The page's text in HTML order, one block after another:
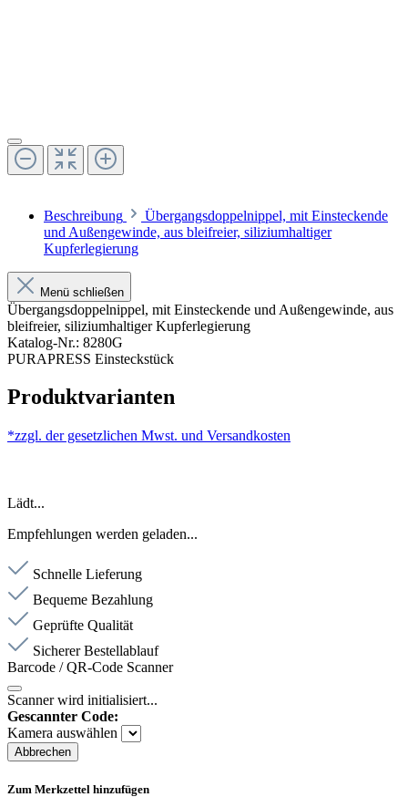
Beschreibung
Übergangsdoppelnippel, mit Einsteckende
und Außengewinde, aus bleifreier, siliziumhaltiger
Kupferlegierung
Menü schließen
Übergangsdoppelnippel, mit Einsteckende und Außengewinde, aus
bleifreier, siliziumhaltiger Kupferlegierung
Katalog-Nr.: 8280G
PURAPRESS Einsteckstück
Produktvarianten
*zzgl. der gesetzlichen Mwst. und Versandkosten
Lädt...
Empfehlungen werden geladen...
Schnelle Lieferung
Bequeme Bezahlung
Geprüfte Qualität
Sicherer Bestellablauf
Barcode / QR-Code Scanner
Scanner wird initialisiert...
Gescannter Code:
Kamera auswählen
Abbrechen
Zum Merkzettel hinzufügen